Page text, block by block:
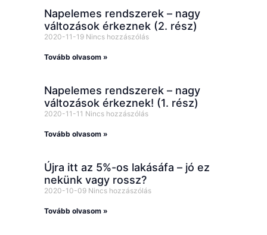
Napelemes rendszerek – nagy
változások érkeznek (2. rész)
2020-11-19 Nincs hozzászólás
Tovább olvasom »
Napelemes rendszerek – nagy
változások érkeznek! (1. rész)
2020-11-11 Nincs hozzászólás
Tovább olvasom »
Újra itt az 5%-os lakásáfa – jó ez
nekünk vagy rossz?
2020-10-09 Nincs hozzászólás
Tovább olvasom »